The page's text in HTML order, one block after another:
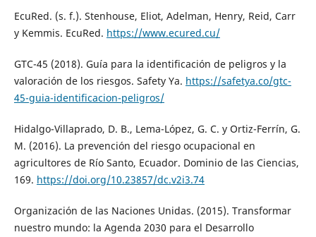
EcuRed. (s. f.). Stenhouse, Eliot, Adelman, Henry, Reid, Carr
y Kemmis. EcuRed. https://www.ecured.cu/
GTC-45 (2018). Guía para la identificación de peligros y la
valoración de los riesgos. Safety Ya. https://safetya.co/gtc-
45-guia-identificacion-peligros/
Hidalgo-Villaprado, D. B., Lema-López, G. C. y Ortiz-Ferrín, G.
M. (2016). La prevención del riesgo ocupacional en
agricultores de Río Santo, Ecuador. Dominio de las Ciencias,
169. https://doi.org/10.23857/dc.v2i3.74
Organización de las Naciones Unidas. (2015). Transformar
nuestro mundo: la Agenda 2030 para el Desarrollo